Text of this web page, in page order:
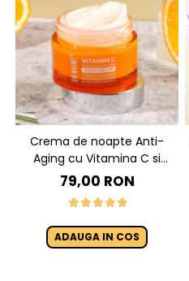
Crema de noapte Anti-
Aging cu Vitamina C si
Niacinamide - Dr Rashel
Night Cream - 50g
79,00 RON
ADAUGA IN COS